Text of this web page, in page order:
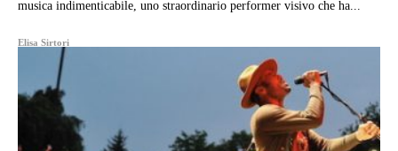
musica indimenticabile, uno straordinario performer visivo che ha...
Elisa Sirtori